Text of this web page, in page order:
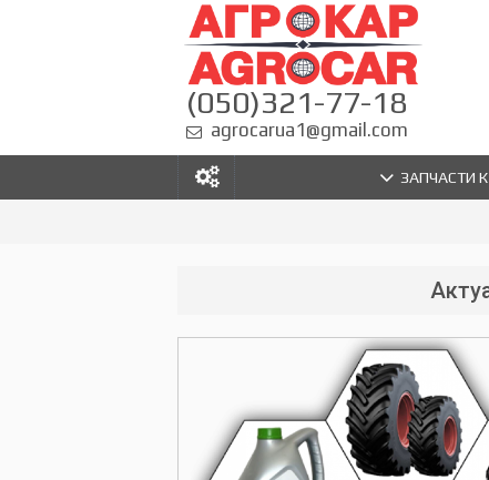
(050)321-77-18
agrocarua1@gmail.com
ЗАПЧАСТИ